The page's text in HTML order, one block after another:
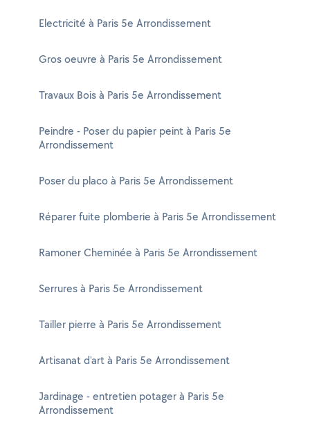
Electricité à Paris 5e Arrondissement
Gros oeuvre à Paris 5e Arrondissement
Travaux Bois à Paris 5e Arrondissement
Peindre - Poser du papier peint à Paris 5e
Arrondissement
Poser du placo à Paris 5e Arrondissement
Réparer fuite plomberie à Paris 5e Arrondissement
Ramoner Cheminée à Paris 5e Arrondissement
Serrures à Paris 5e Arrondissement
Tailler pierre à Paris 5e Arrondissement
Artisanat d'art à Paris 5e Arrondissement
Jardinage - entretien potager à Paris 5e
Arrondissement